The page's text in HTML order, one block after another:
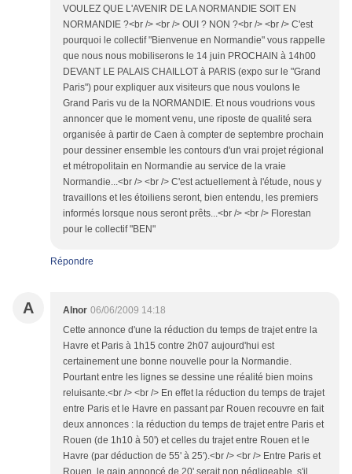
VOULEZ QUE L'AVENIR DE LA NORMANDIE SOIT EN
NORMANDIE ?<br /> <br /> OUI ? NON ?<br /> <br /> C'est
pourquoi le collectif "Bienvenue en Normandie" vous rappelle
que nous nous mobiliserons le 14 juin PROCHAIN à 14h00
DEVANT LE PALAIS CHAILLOT à PARIS (expo sur le "Grand
Paris") pour expliquer aux visiteurs que nous voulons le
Grand Paris vu de la NORMANDIE. Et nous voudrions vous
annoncer que le moment venu, une riposte de qualité sera
organisée à partir de Caen à compter de septembre prochain
pour dessiner ensemble les contours d'un vrai projet régional
et métropolitain en Normandie au service de la vraie
Normandie...<br /> <br /> C'est actuellement à l'étude, nous y
travaillons et les étoiliens seront, bien entendu, les premiers
informés lorsque nous seront prêts...<br /> <br /> Florestan
pour le collectif "BEN"
Répondre
A Alnor 06/06/2009 14:18
Cette annonce d'une la réduction du temps de trajet entre la
Havre et Paris à 1h15 contre 2h07 aujourd'hui est
certainement une bonne nouvelle pour la Normandie.
Pourtant entre les lignes se dessine une réalité bien moins
reluisante.<br /> <br /> En effet la réduction du temps de trajet
entre Paris et le Havre en passant par Rouen recouvre en fait
deux annonces : la réduction du temps de trajet entre Paris et
Rouen (de 1h10 à 50') et celles du trajet entre Rouen et le
Havre (par déduction de 55' à 25').<br /> <br /> Entre Paris et
Rouen, le gain annoncé de 20' serait non négligeable, s'il